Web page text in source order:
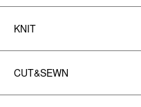
KNIT
CUT&SEWN